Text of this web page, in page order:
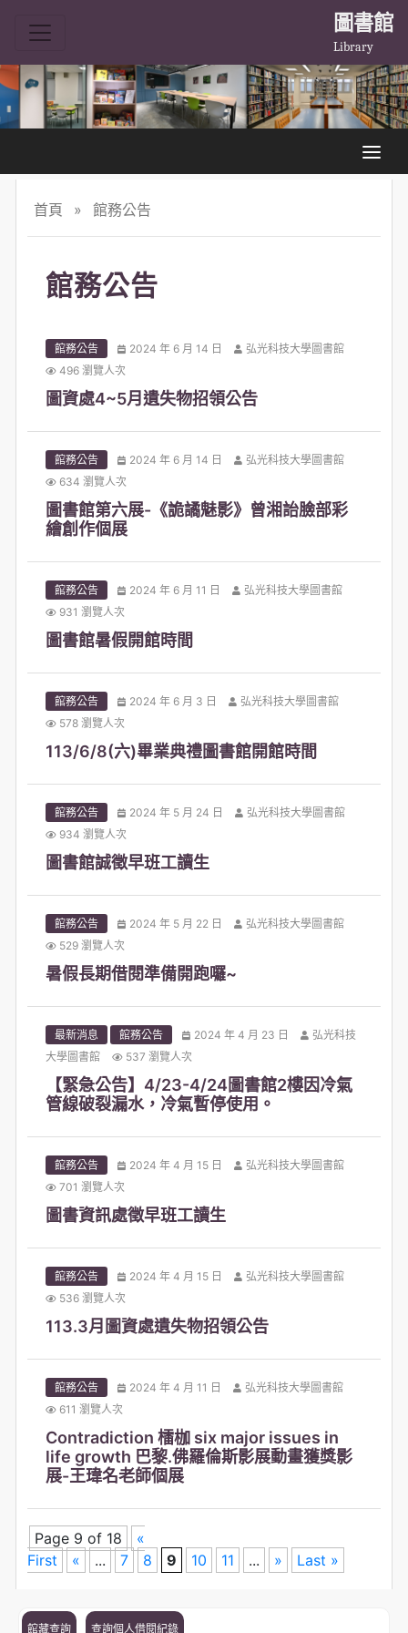
圖書館
Library
首頁 » 館務公告
館務公告
館務公告 2024 年 6 月 14 日
弘光科技大學圖書館
496 瀏覽人次
圖資處4~5月遺失物招領公告
館務公告 2024 年 6 月 14 日
弘光科技大學圖書館
634 瀏覽人次
圖書館第六展-《詭譎魅影》曾湘詒臉部彩
繪創作個展
館務公告 2024 年 6 月 11 日
弘光科技大學圖書館
931 瀏覽人次
圖書館暑假開館時間
館務公告 2024 年 6 月 3 日
弘光科技大學圖書館
578 瀏覽人次
113/6/8(六)畢業典禮圖書館開館時間
館務公告 2024 年 5 月 24 日
弘光科技大學圖書館
934 瀏覽人次
圖書館誠徵早班工讀生
館務公告 2024 年 5 月 22 日
弘光科技大學圖書館
529 瀏覽人次
暑假長期借閱準備開跑囉~
最新消息 館務公告 2024 年 4 月 23 日
弘光科技
大學圖書館
537 瀏覽人次
【緊急公告】4/23-4/24圖書館2樓因冷氣
管線破裂漏水，冷氣暫停使用。
館務公告 2024 年 4 月 15 日
弘光科技大學圖書館
701 瀏覽人次
圖書資訊處徵早班工讀生
館務公告 2024 年 4 月 15 日
弘光科技大學圖書館
536 瀏覽人次
113.3月圖資處遺失物招領公告
館務公告 2024 年 4 月 11 日
弘光科技大學圖書館
611 瀏覽人次
Contradiction 檑枷 six major issues in
life growth 巴黎.佛羅倫斯影展動畫獲獎影
展-王瑋名老師個展
Page 9 of 18
«
First
« ... 7 8 9 10 11 ... » Last »
館藏查詢 查詢個人借閱紀錄